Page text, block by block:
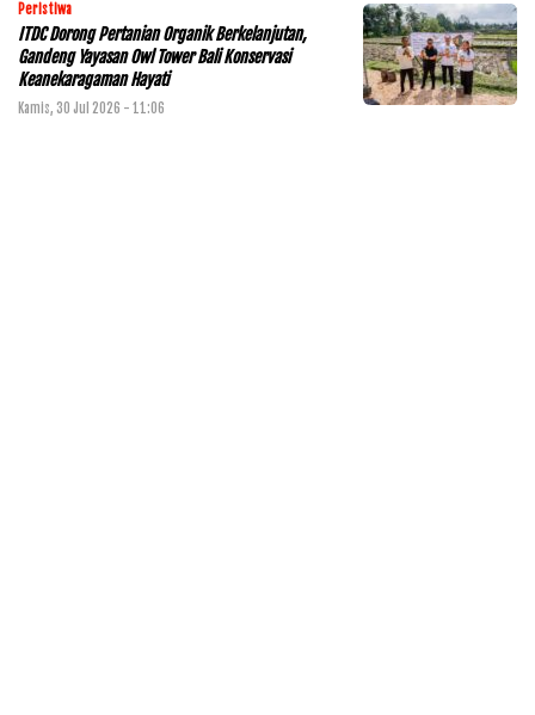
Peristiwa
ITDC Dorong Pertanian Organik Berkelanjutan,
Gandeng Yayasan Owl Tower Bali Konservasi
Keanekaragaman Hayati
Kamis, 30 Jul 2026 - 11:06